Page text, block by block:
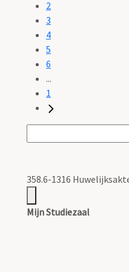
2
3
4
5
6
...
1
358.6-1316
Mijn Studiezaal